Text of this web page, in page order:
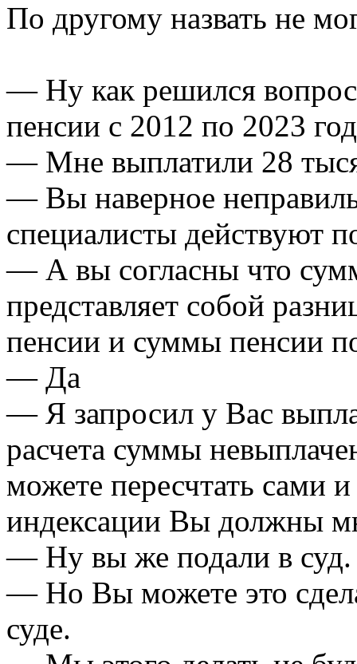
По другому назвать не
— Ну как решился
пенсии с 2012 по 2023
— Мне выплатили 28
— Вы наверное
специалисты действуют
— А вы согласны что
представляет собой
пенсии и суммы пенсии
— Да
— Я запросил у Вас
расчета суммы
можете пересчтать сами
индексации Вы должны
— Ну вы же подали в суд.
— Но Вы можете это
суде.